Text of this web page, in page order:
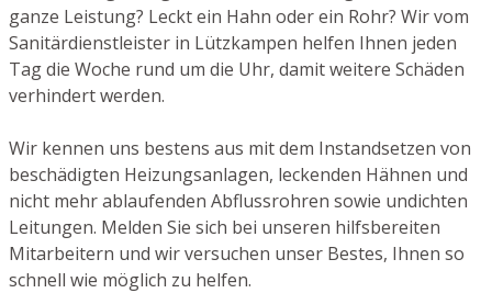
ganze Leistung? Leckt ein Hahn oder ein Rohr? Wir vom
Sanitärdienstleister in Lützkampen helfen Ihnen jeden
Tag die Woche rund um die Uhr, damit weitere Schäden
verhindert werden.
Wir kennen uns bestens aus mit dem Instandsetzen von
beschädigten Heizungsanlagen, leckenden Hähnen und
nicht mehr ablaufenden Abflussrohren sowie undichten
Leitungen. Melden Sie sich bei unseren hilfsbereiten
Mitarbeitern und wir versuchen unser Bestes, Ihnen so
schnell wie möglich zu helfen.